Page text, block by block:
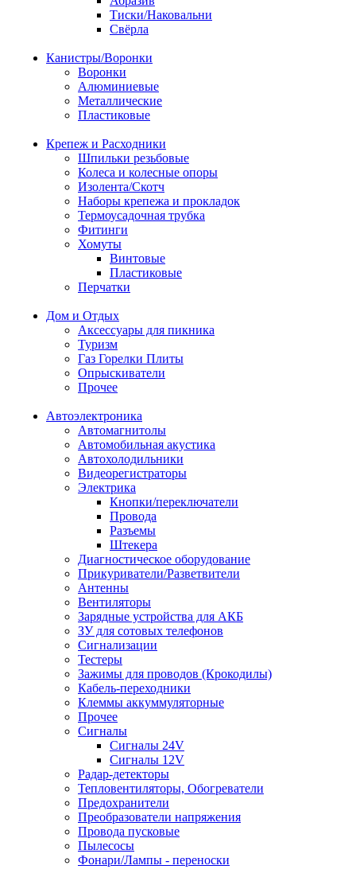
Тиски/Наковальни
Свёрла
Канистры/Воронки
Воронки
Алюминиевые
Металлические
Пластиковые
Крепеж и Расходники
Шпильки резьбовые
Колеса и колесные опоры
Изолента/Скотч
Наборы крепежа и прокладок
Термоусадочная трубка
Фитинги
Хомуты
Винтовые
Пластиковые
Перчатки
Дом и Отдых
Аксессуары для пикника
Туризм
Газ Горелки Плиты
Опрыскиватели
Прочее
Автоэлектроника
Автомагнитолы
Автомобильная акустика
Автохолодильники
Видеорегистраторы
Электрика
Кнопки/переключатели
Провода
Разъемы
Штекера
Диагностическое оборудование
Прикуриватели/Разветвители
Антенны
Вентиляторы
Зарядные устройства для АКБ
ЗУ для сотовых телефонов
Сигнализации
Тестеры
Зажимы для проводов (Крокодилы)
Кабель-переходники
Клеммы аккуммуляторные
Прочее
Сигналы
Сигналы 24V
Сигналы 12V
Радар-детекторы
Тепловентиляторы, Обогреватели
Предохранители
Преобразователи напряжения
Провода пусковые
Пылесосы
Фонари/Лампы - переноски